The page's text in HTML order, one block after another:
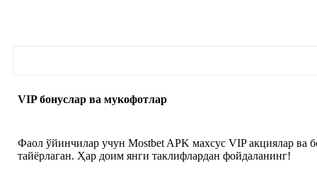
VIP бонуслар ва мукофотлар
Фаол ўйинчилар учун Mostbet APK махсус VIP акциялар ва
тайёрлаган. Ҳар доим янги таклифлардан фойдаланинг!